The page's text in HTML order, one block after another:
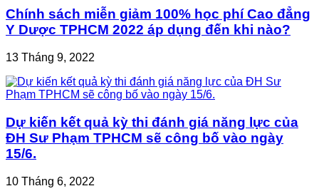
Chính sách miễn giảm 100% học phí Cao đẳng
Y Dược TPHCM 2022 áp dụng đến khi nào?
13 Tháng 9, 2022
Dự kiến kết quả kỳ thi đánh giá năng lực của
ĐH Sư Phạm TPHCM sẽ công bố vào ngày
15/6.
10 Tháng 6, 2022